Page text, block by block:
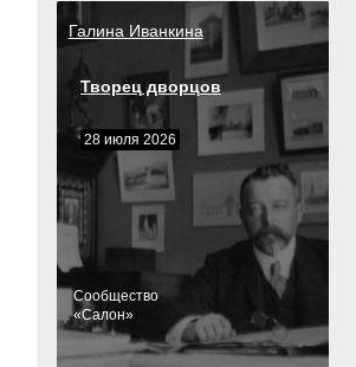
Галина Иванкина
Творец дворцов
28 июля 2026
Cообщество
«Салон»